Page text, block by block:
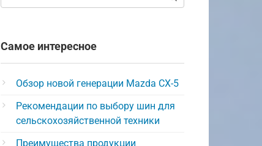
Самое интересное
Обзор новой генерации Mazda CX-5
Рекомендации по выбору шин для
сельскохозяйственной техники
Преимущества продукции